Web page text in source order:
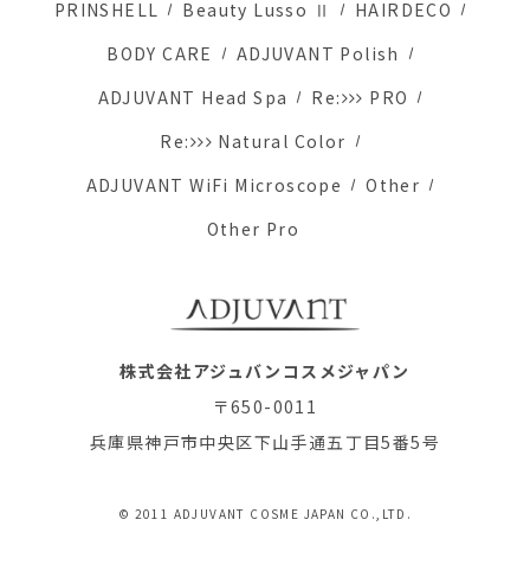
株式会社アジュバンコスメジャパン
〒650-0011
兵庫県神戸市中央区下山手通五丁目5番5号
PRINSHELL
Beauty Lusso Ⅱ
HAIRDECO
BODY CARE
ADJUVANT Polish
ADJUVANT Head Spa
Re:
PRO
Re:
Natural Color
ADJUVANT WiFi Microscope
Other
Other Pro
© 2011 ADJUVANT COSME JAPAN CO.,LTD.